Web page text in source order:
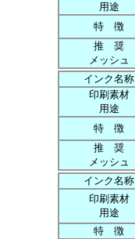
用途
特 徴
推 奨
メッシュ
インク名称
印刷素材
用途
特 徴
推 奨
メッシュ
インク名称
印刷素材
用途
特 徴